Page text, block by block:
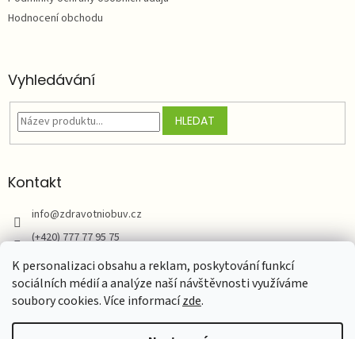
K personalizaci obsahu a reklam, poskytování funkcí
sociálních médií a analýze naší návštěvnosti využíváme
soubory cookies. Více informacízde.
Hodnocení obchodu
Vyhledávání
HLEDAT
Kontakt
info@zdravotniobuv.cz
(+420) 777 77 95 75
Zdravotní obuv